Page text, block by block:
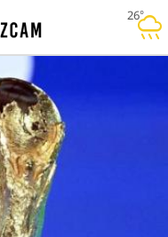
26°rainy